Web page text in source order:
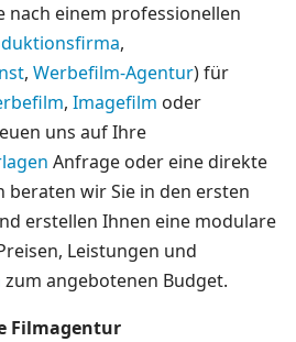
nach einem professionellen
,
, Werbefilm-Agentur) für
, Imagefilm oder
uns auf Ihre
Anfrage oder eine direkte
beraten wir Sie in den ersten
erstellen Ihnen eine modulare
Leistungen und
zum angebotenen Budget.
Filmagentur